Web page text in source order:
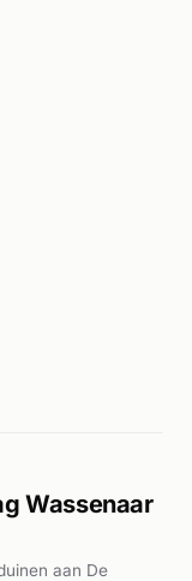
Wassenaar
aan De